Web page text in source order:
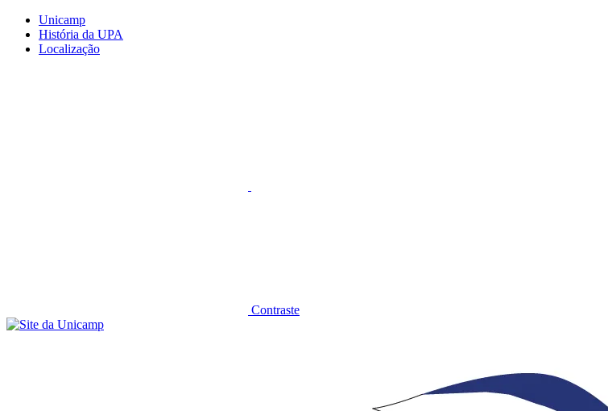
Conteúdo principal
Unicamp
História da UPA
Localização
Contraste